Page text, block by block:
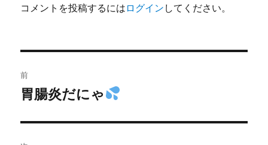
コメントを投稿するには ログイン してください。
稿
ビ
前
前
投
胃腸炎だにゃ